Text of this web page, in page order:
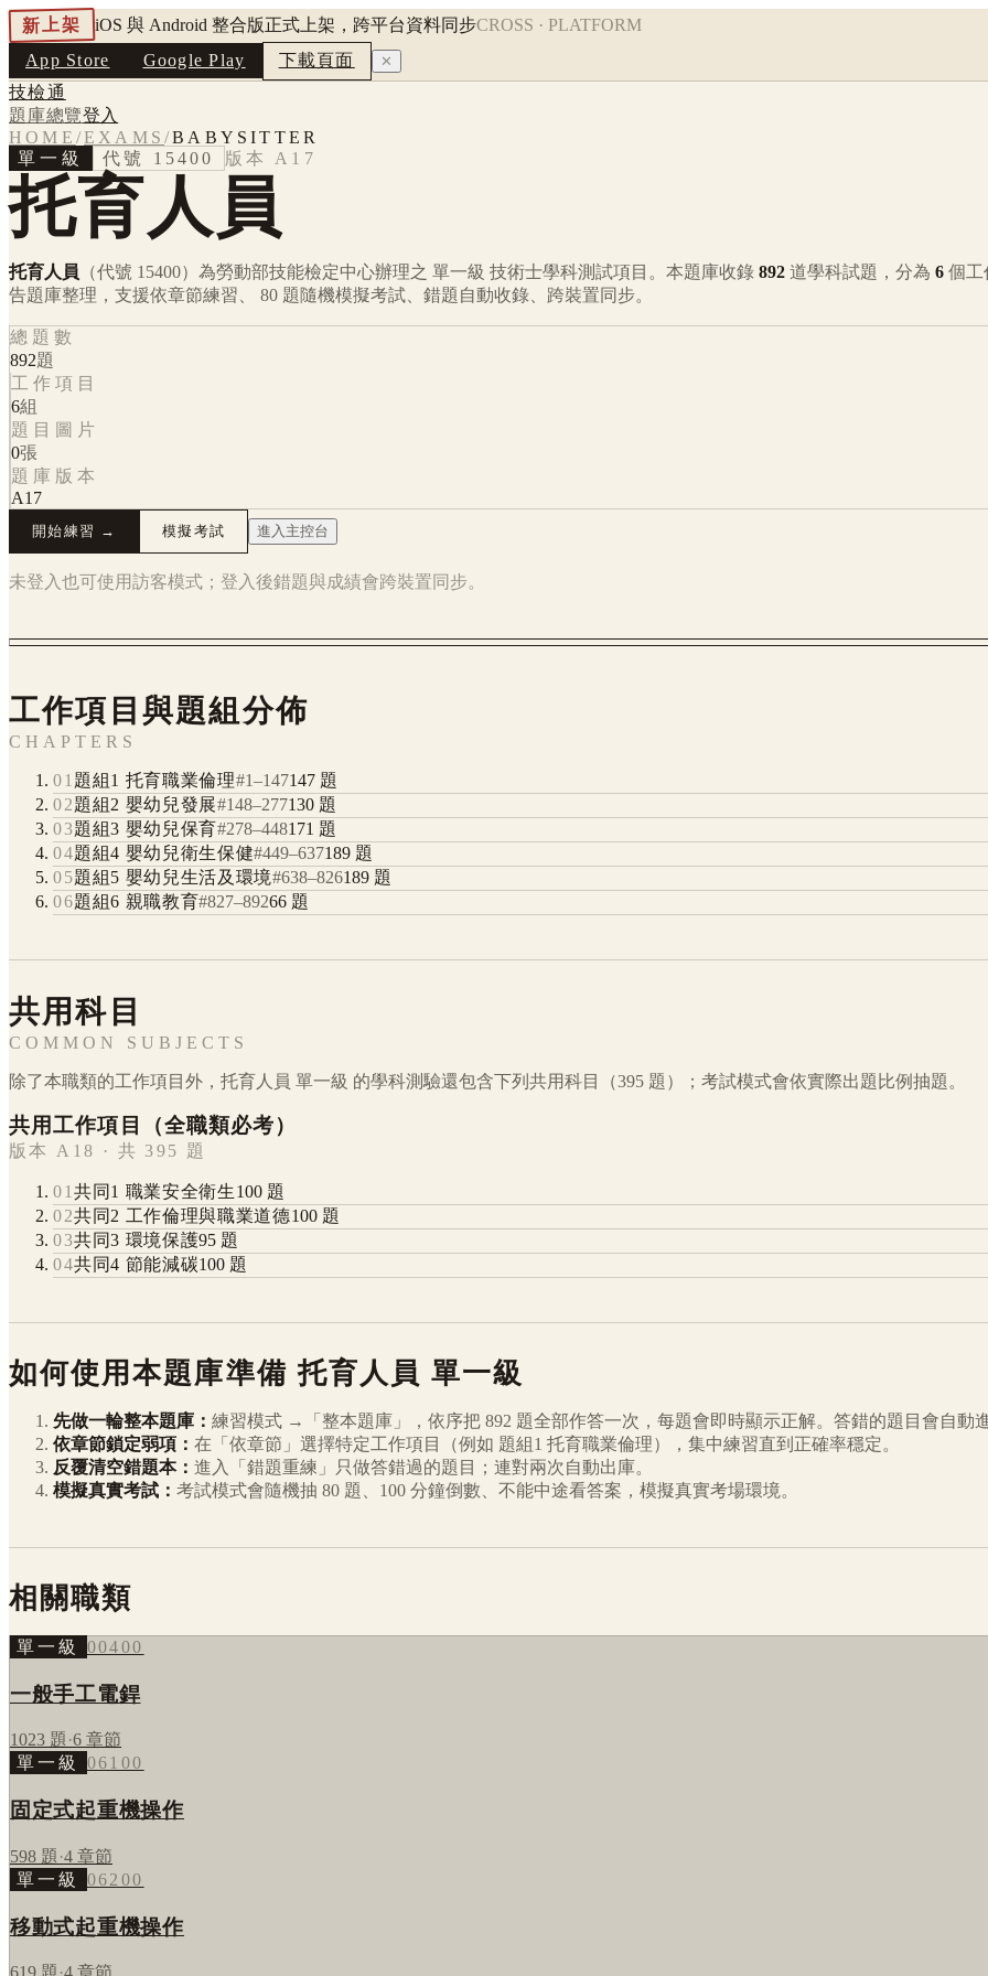
新上架 iOS 與 Android 整合版正式上架，跨平台資料同步CROSS · PLATFORM
App Store
Google Play 下載頁面 ✕
技檢通
題庫總覽登入
HOME /EXAMS/BABYSITTER
單一級
代號 15400 版本 A17
托育人員
托育人員 （代號 15400） 為勞動部技能檢定中心辦理之 單一級 技術士學科測試項目。本題庫收錄 892 道學科試題，分為 6 個工
告題庫整理，支援依章節練習、 80 題隨機模擬考試、錯題自動收錄、跨裝置同步。
總題數
892題
工作項目
6組
題目圖片
0張
題庫版本
A17
開始練習 → 模擬考試 進入主控台
未登入也可使用訪客模式；登入後錯題與成績會跨裝置同步。
工作項目與題組分佈
CHAPTERS
01 題組1 托育職業倫理#1–147147題
02題組2 嬰幼兒發展#148–277130題
03題組3 嬰幼兒保育#278–448171 題
04題組4 嬰幼兒衛生保健#449–637189 題
05題組5 嬰幼兒生活及環境#638–826189題
06題組6 親職教育#827–89266 題
共用科目
COMMON SUBJECTS
除了本職類的工作項目外， 托育人員 單一級 的學科測驗還包含下列共用科目（395 題）；考試模式會依實際出題比例抽題。
共用工作項目（全職類必考）
版本 A18 · 共 395 題
01共同1 職業安全衛生100題
02共同2 工作倫理與職業道德100題
03共同3 環境保護95 題
04共同4 節能減碳100 題
如何使用本題庫準備托育人員 單一級
先做一輪整本題庫： 練習模式 →「整本題庫」，依序把 892 題全部作答一次，每題會即時顯示正解。答錯的題目會自動
依章節鎖定弱項： 在「依章節」選擇特定工作項目（例如 題組1 托育職業倫理），集中練習直到正確率穩定。
反覆清空錯題本： 進入「錯題重練」只做答錯過的題目；連對兩次自動出庫。
模擬真實考試： 考試模式會隨機抽 80 題、100 分鐘倒數、不能中途看答案，模擬真實考場環境。
相關職類
單一級 00400
一般手工電銲
1023 題 ·6 章節
單一級
06100
固定式起重機操作
598 題 ·4 章節
單一級
06200
移動式起重機操作